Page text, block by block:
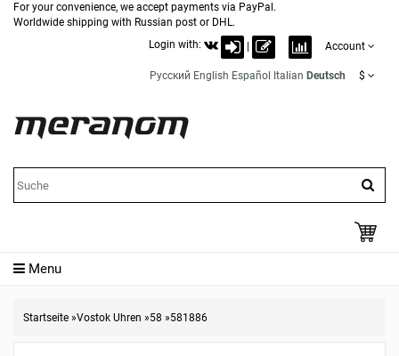
For your convenience, we accept payments via PayPal.
Worldwide shipping with Russian post or DHL.
Login with:
Account
Русский English Español Italian Deutsch $
Menu
Startseite »Vostok Uhren »58 »581886